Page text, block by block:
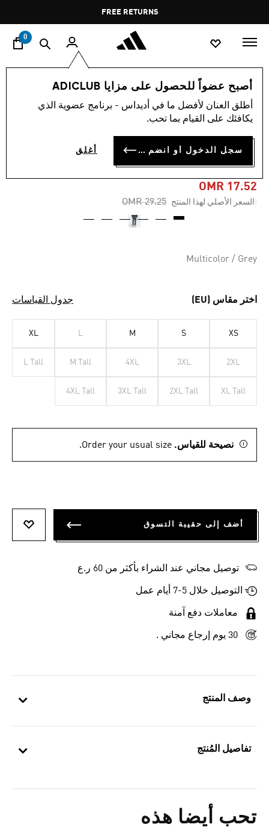
Pause
promotion
rotation
FREE RETURNS
0
أصبح عضواً للحصول على مزايا ADICLUB
أطلق العنان لأفضل ما في أديداس - برنامج عضوية الذي
يكافئك على القيام بما تحب.
سجل الدخول أو انضم الآن أغلق
وصف المنتج
تفاصيل المُنتج
تحب أيضا هذه
الرجال ملابس
-40%
بنطال SEASONAL
ESSENTIALS US SPORT
OMR 17.52
:السعر الأصلي لهذا المنتج Price reduced from
OMR 29.25
to
Multicolor / Grey
اختر مقاس (EU) جدول القياسات
XS
S
M
L
XL
2XL
3XL
4XL
M Tall
L Tall
XL Tall
2XL Tall
3XL Tall
4XL Tall
نصيحة للقياس. Order your usual size.
أضف إلى حقيبة التسوق
توصيل مجاني عند الشراء بأكثر من 60 ر.ع
التوصيل خلال 5-7 أيام عمل
معاملات دفع آمنة